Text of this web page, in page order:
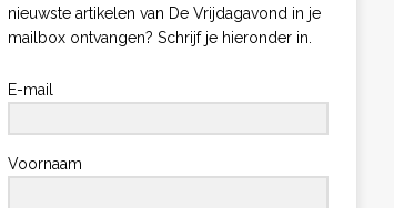
nieuwste artikelen van De Vrijdagavond in je
mailbox ontvangen? Schrijf je hieronder in.
E-mail
Voornaam